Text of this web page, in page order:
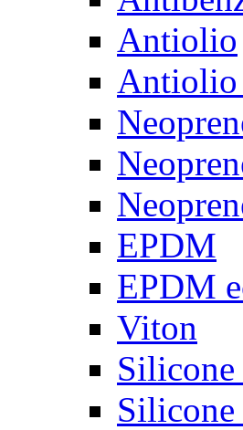
Antiolio
Antiolio
EPDM
EPDM
Viton
Silicone